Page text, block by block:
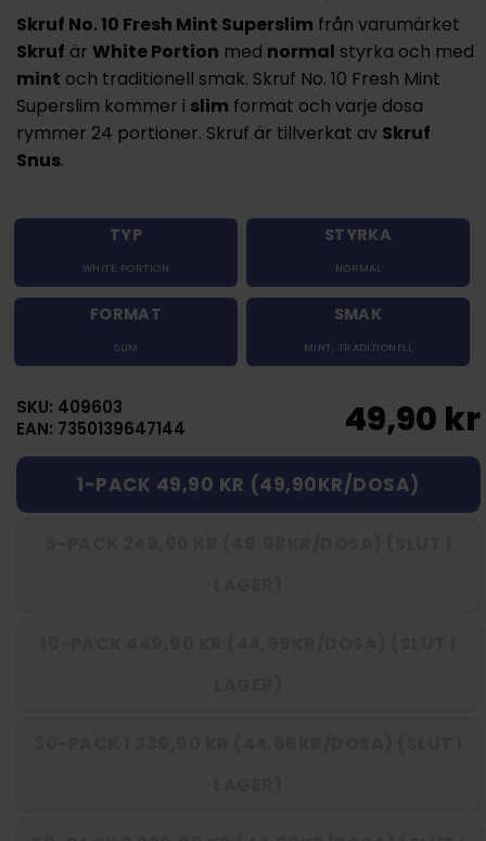
Skruf No. 10 Fresh Mint Superslim från varumärket
Skruf är White Portion med normal styrka och med
mint och traditionell smak. Skruf No. 10 Fresh Mint
Superslim kommer i slim format och varje dosa
rymmer 24 portioner. Skruf är tillverkat av Skruf
Snus.
TYP
WHITE PORTION
STYRKA
NORMAL
FORMAT
SLIM
SMAK
MINT, TRADITIONELL
SKU: 409603
EAN: 7350139647144
49,90 kr
1-PACK 49,90 KR (49,90KR/DOSA)